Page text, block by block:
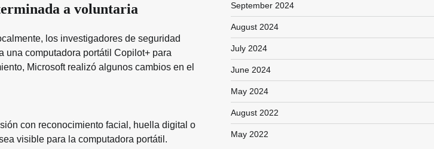
a voluntaria
los investigadores de seguridad
una computadora portátil Copilot+ para
Microsoft realizó algunos cambios en el
con reconocimiento facial, huella digital o
visible para la computadora portátil.
September 2024
August 2024
July 2024
June 2024
May 2024
August 2022
May 2022